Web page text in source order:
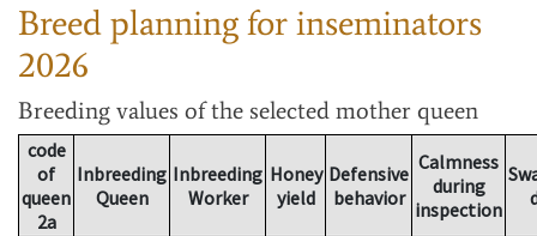
Breed planning for inseminators
2026
Breeding values of the selected mother queen
code
of
queen
2a
Inbreeding
Queen
Inbreeding
Worker
Honey
yield
Defensive
behavior
Calmness
during
inspection